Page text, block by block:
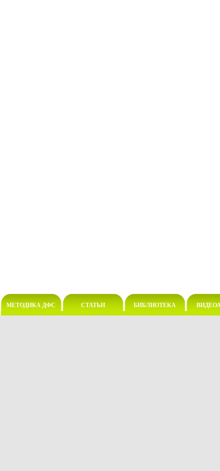
МЕТОДИКА ДФС СТАТЬИ БИБЛИОТЕКА